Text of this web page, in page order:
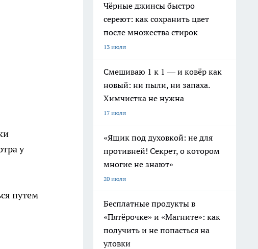
у
путем
Чёрные джинсы быстро
сереют: как сохранить цвет
после множества стирок
13 июля
Смешиваю 1 к 1 — и ковёр как
новый: ни пыли, ни запаха.
Химчистка не нужна
17 июля
«Ящик под духовкой: не для
противней! Секрет, о котором
многие не знают»
20 июля
Бесплатные продукты в
«Пятёрочке» и «Магните»: как
получить и не попасться на
уловки